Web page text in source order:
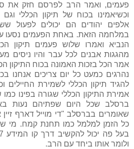
פעמים, ואמר הרב לפרסם חזק את
וכשיאמינו בכוח של תיקון הכללי
אלפים יהודים הם יכולים לפעול
במלחמה הזאת. באחת הפעמים נסעו
הנביא ואמרו שלוש פעמים תיקון
מהגגות אבנים לכל עבר והיו ניסים
אמר הכל בזכות האמונה בכוח התיקון
נהרגים כמעט כל יום צריכים אנחנו
להגיד תיקון הכללי לשמירת
אמירת התיקון הכללי שגורה בפינו
ברסלב שכל היום שפתיהם נעות
שאומרים בברסלב "די מוייל דארף
כל הזמן למלמל כמו תחנת קמח. מי
ולומר אותו ביחד עם הרב.